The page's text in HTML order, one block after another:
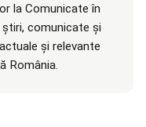
la Comunicate în
știri, comunicate și
și relevante
România.